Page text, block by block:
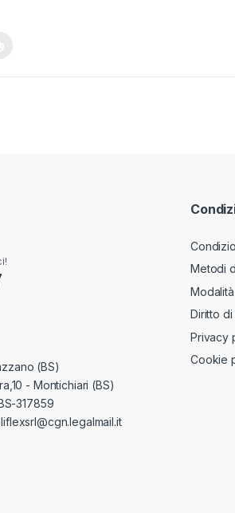
possono essere scelte nella pagina
(BS)
- Montichiari (BS)
317859
Metodi
Diritto
Privacy
Cookie